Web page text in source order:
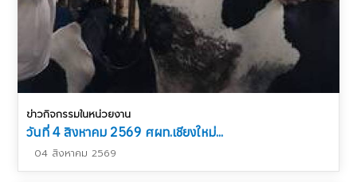
ข่าวกิจกรรมในหน่วยงาน
วันที่ 4 สิงหาคม 2569 ศผท.เชียงใหม่...
04 สิงหาคม 2569